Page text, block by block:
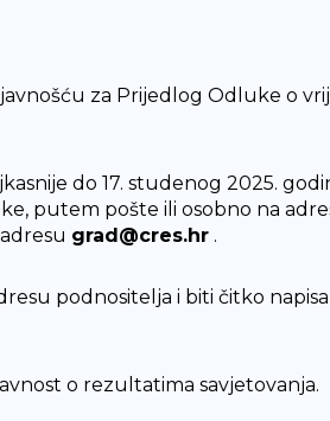
za Prijedlog Odluke o
do 17. studenog 2025.
putem pošte ili osobno na
grad@cres.hr.
podnositelja i biti čitko
o rezultatima savjetovanja.